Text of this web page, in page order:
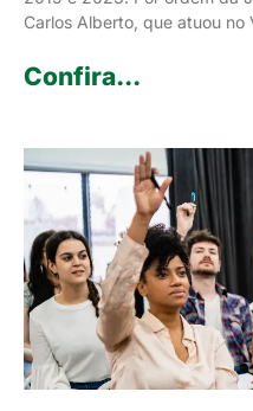
Carlos Alberto, que atuou no
Confira...